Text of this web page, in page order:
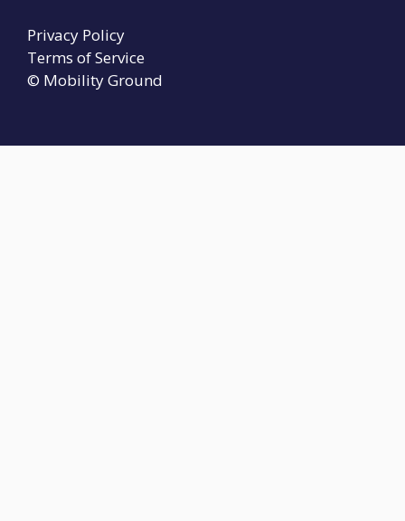
© Mobility Ground
Privacy Policy
Terms of Service